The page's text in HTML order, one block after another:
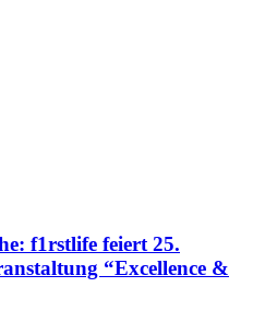
f1rstlife feiert 25.
“Excellence &